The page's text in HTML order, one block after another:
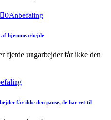
0Anbefaling
hjemmearbejde
får ikke den pause, de har ret til